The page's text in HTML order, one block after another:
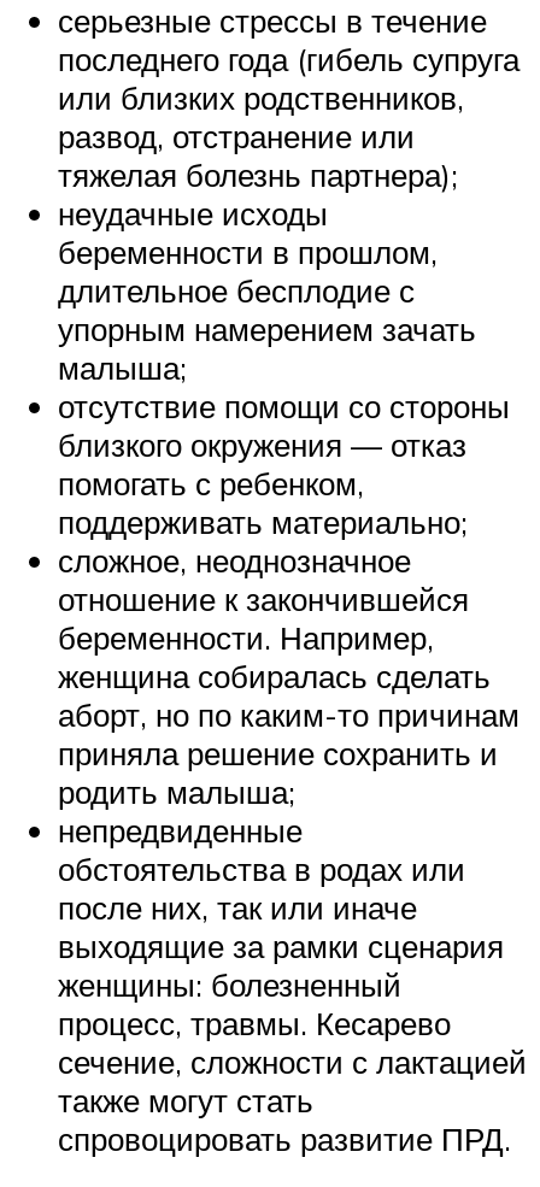
серьезные стрессы в течение
последнего года (гибель супруга
или близких родственников,
развод, отстранение или
тяжелая болезнь партнера);
неудачные исходы
беременности в прошлом,
длительное бесплодие с
упорным намерением зачать
малыша;
отсутствие помощи со стороны
близкого окружения — отказ
помогать с ребенком,
поддерживать материально;
сложное, неоднозначное
отношение к закончившейся
беременности. Например,
женщина собиралась сделать
аборт, но по каким-то причинам
приняла решение сохранить и
родить малыша;
непредвиденные
обстоятельства в родах или
после них, так или иначе
выходящие за рамки сценария
женщины: болезненный
процесс, травмы. Кесарево
сечение, сложности с лактацией
также могут стать
спровоцировать развитие ПРД.